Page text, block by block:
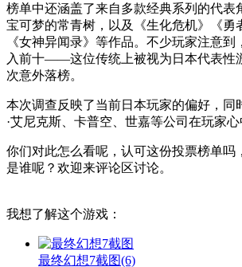
榜单中还涵盖了来自多款经典系列的代表
宝可梦的常青树，以及《生化危机》《勇
《女神异闻录》等作品。不少玩家注意
入前十——这位传统上被视为日本代表性
次意外落榜。
本次调查反映了当前日本玩家的偏好，同
·艾尼克斯、卡普空、世嘉等公司在玩家心
你们对此怎么看呢，认可这份投票榜单吗
是谁呢？欢迎来评论区讨论。
我想了解这个游戏：
最终幻想7截图(6)